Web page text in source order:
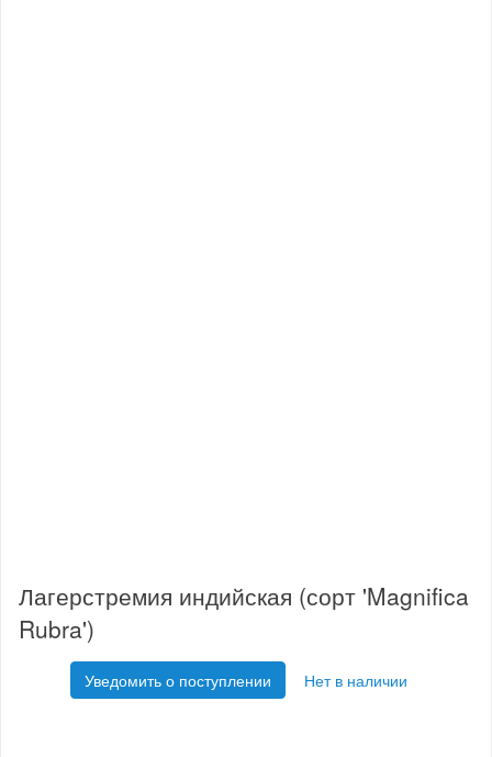
Лагерстремия индийская (сорт 'Magnifica
Rubra')
Уведомить о поступлении Нет в наличии